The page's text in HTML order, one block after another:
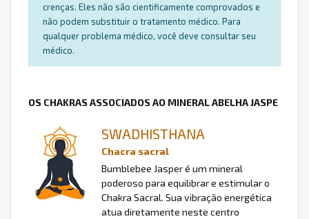
crenças. Eles não são cientificamente comprovados e
não podem substituir o tratamento médico. Para
qualquer problema médico, você deve consultar seu
médico.
OS CHAKRAS ASSOCIADOS AO MINERAL ABELHA JASPE
SWADHISTHANA
Chacra sacral
Bumblebee Jasper é um mineral
poderoso para equilibrar e estimular o
Chakra Sacral. Sua vibração energética
atua diretamente neste centro